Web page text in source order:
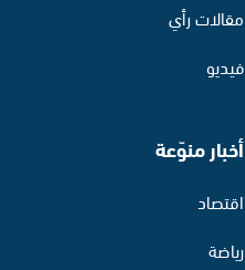
مقالات رأي
فيديو
أخبار منوّعة
اقتصاد
رياضة